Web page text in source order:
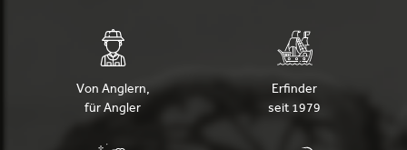
Von Anglern,
für Angler
Erfinder
seit 1979